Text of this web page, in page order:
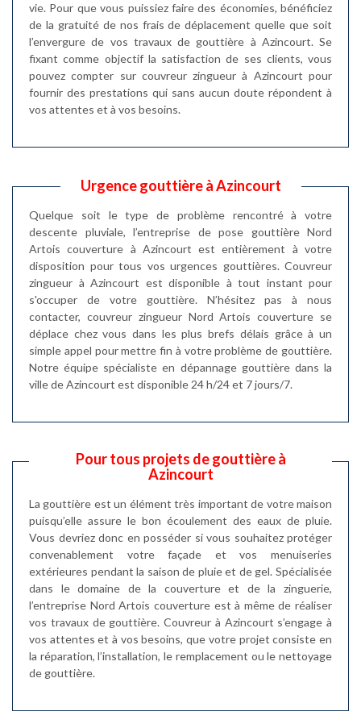
vie. Pour que vous puissiez faire des économies, bénéficiez
de la gratuité de nos frais de déplacement quelle que soit
l’envergure de vos travaux de gouttière à Azincourt. Se
fixant comme objectif la satisfaction de ses clients, vous
pouvez compter sur couvreur zingueur à Azincourt pour
fournir des prestations qui sans aucun doute répondent à
vos attentes et à vos besoins.
Urgence gouttière à Azincourt
Quelque soit le type de problème rencontré à votre
descente pluviale, l’entreprise de pose gouttière Nord
Artois couverture à Azincourt est entièrement à votre
disposition pour tous vos urgences gouttières. Couvreur
zingueur à Azincourt est disponible à tout instant pour
s'occuper de votre gouttière. N’hésitez pas à nous
contacter, couvreur zingueur Nord Artois couverture se
déplace chez vous dans les plus brefs délais grâce à un
simple appel pour mettre fin à votre problème de gouttière.
Notre équipe spécialiste en dépannage gouttière dans la
ville de Azincourt est disponible 24 h/24 et 7 jours/7.
Pour tous projets de gouttière à
Azincourt
La gouttière est un élément très important de votre maison
puisqu’elle assure le bon écoulement des eaux de pluie.
Vous devriez donc en posséder si vous souhaitez protéger
convenablement votre façade et vos menuiseries
extérieures pendant la saison de pluie et de gel. Spécialisée
dans le domaine de la couverture et de la zinguerie,
l’entreprise Nord Artois couverture est à même de réaliser
vos travaux de gouttière. Couvreur à Azincourt s’engage à
vos attentes et à vos besoins, que votre projet consiste en
la réparation, l’installation, le remplacement ou le nettoyage
de gouttière.